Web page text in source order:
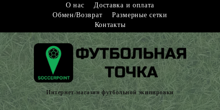
О нас
Доставка и оплата
Обмен/Возврат
Размерные сетки
Контакты
Интернет-магазин футбольной экипировки